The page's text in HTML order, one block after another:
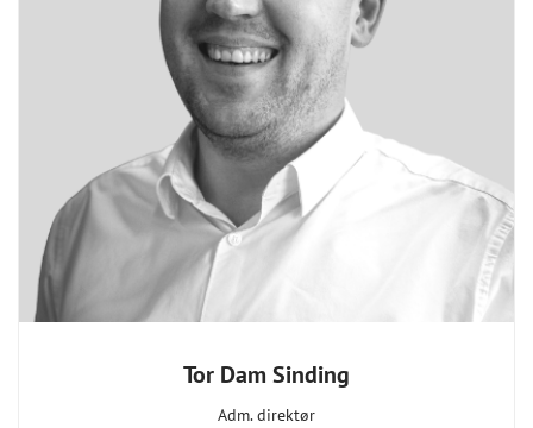
Tor Dam Sinding
Adm. direktør